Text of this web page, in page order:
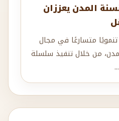
المدن يعززان
متسارعًا في مجال
من خلال تنفيذ سلسلة